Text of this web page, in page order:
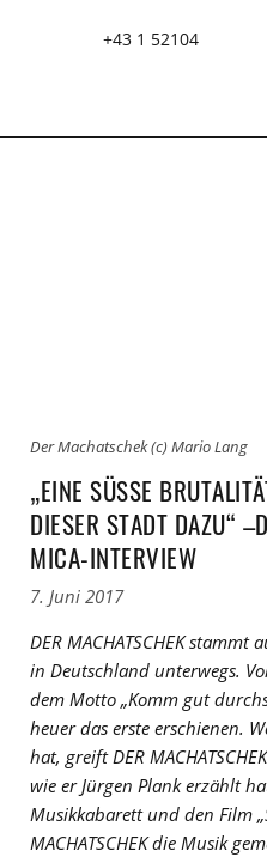
+43 1 52104
Der Machatschek (c) Mario Lang
„EINE SÜSSE
IESER STADT DAZU“
ICA-INTERVIEW
7. Juni 2017
DER MACHATSCHEK
in Deutschland unterwegs.
dem Motto „Komm gut
heuer das erste erschienen.
hat, greift DER
wie er Jürgen Plank erzählt
Musikkabarett und den Film
MACHATSCHEK die Musik